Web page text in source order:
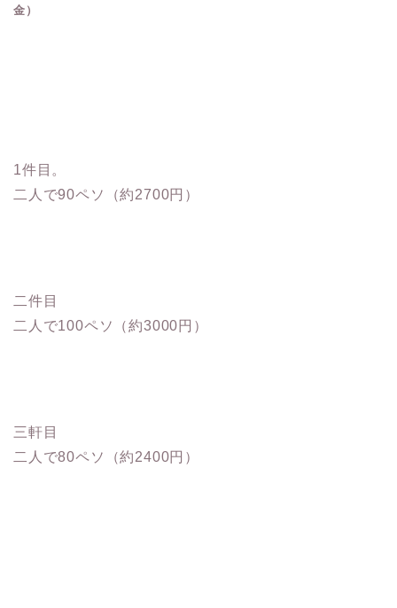
金）
1件目。
二人で90ペソ（約2700円）
二件目
二人で100ペソ（約3000円）
三軒目
二人で80ペソ（約2400円）